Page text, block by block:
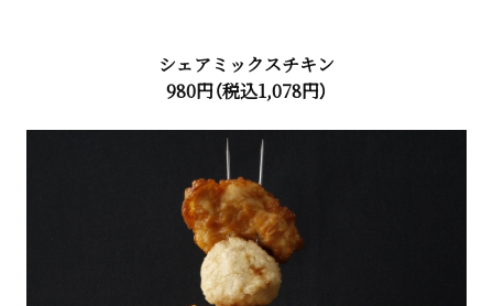
シェアミックスチキン
980円（税込1,078円）